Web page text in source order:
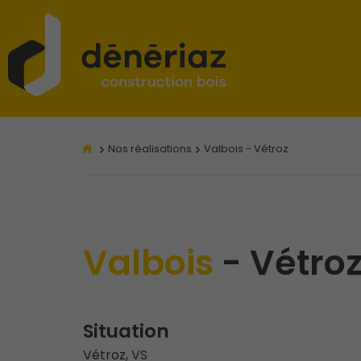
Nos réalisations Valbois - Vétroz
Valbois -
Situation
Vétroz, VS